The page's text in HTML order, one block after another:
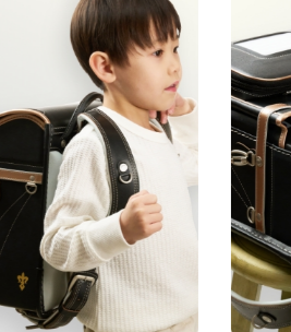
びやかなユリの姿に
の想いを重ねて。
MATERIAL
ランドセル
リメイク
あんしん
- 01
個性に応える、
とデザイン